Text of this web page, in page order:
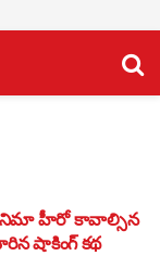
హీరో కావాల్సిన
షాకింగ్ కథ